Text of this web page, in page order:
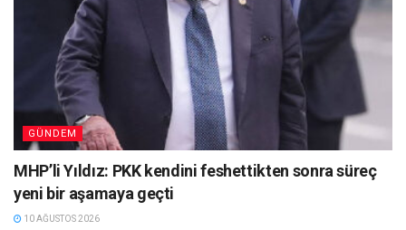
GÜNDEM
MHP’li Yıldız: PKK kendini feshettikten sonra süreç
yeni bir aşamaya geçti
10 AĞUSTOS 2026